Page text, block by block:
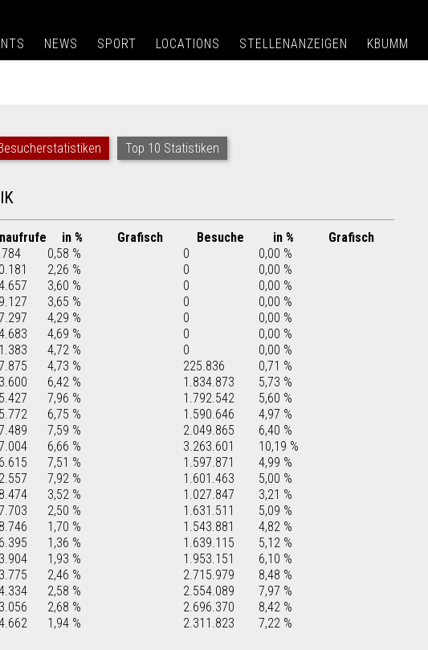
NEWS SPORT LOCATIONS STELLENANZEIGEN KBUMM
Top 10 Statistiken
in % Grafisch Besuche in %
Grafisch
0,58 % 0
0,00 %
2,26 % 0
0,00 %
3,60 % 0
0,00 %
3,65 % 0
0,00 %
4,29 % 0
0,00 %
4,69 % 0
0,00 %
4,72 % 0
0,00 %
4,73 % 225.836
0,71 %
6,42 % 1.834.873
5,73 %
7,96 % 1.792.542
5,60 %
6,75 % 1.590.646
4,97 %
7,59 % 2.049.865
6,40 %
6,66 % 3.263.601
10,19 %
7,51 % 1.597.871
4,99 %
7,92 % 1.601.463
5,00 %
3,52 % 1.027.847
3,21 %
2,50 % 1.631.511
5,09 %
1,70 % 1.543.881
4,82 %
1,36 % 1.639.115
5,12 %
1,93 % 1.953.151
6,10 %
2,46 % 2.715.979
8,48 %
2,58 % 2.554.089
7,97 %
2,68 % 2.696.370
8,42 %
1,94 % 2.311.823 7,22 %